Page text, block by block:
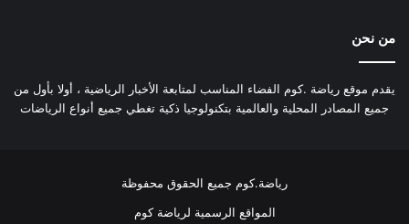
من نحن
يقدم موقع رياضة .كوم الفضاء المناسب لمتابعة الأخبار الرياضية ، أولا بأول من
جميع المصادر المحلية والعالمية بتكنولوجيا ذكية تغطي جميع أنواع الرياضات
رياضة.كوم جميع الحقوق محفوظة
المواقع الرسمية لرياضة كوم